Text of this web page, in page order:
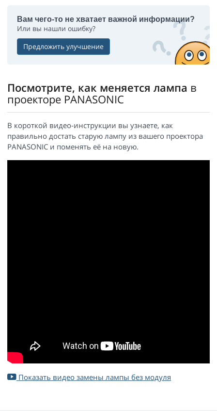
Вам чего-то не хватает важной информации?
Или вы нашли ошибку?
Предложить улучшение
Посмотрите, как меняется лампа в
проекторе PANASONIC
В короткой видео-инструкции вы узнаете, как
правильно достать старую лампу из вашего проектора
PANASONIC и поменять её на новую.
Показать видео замены лампы без модуля